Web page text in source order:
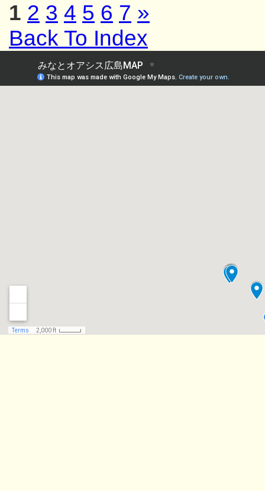
1 2 3 4 5 6 7 »
Back To Index